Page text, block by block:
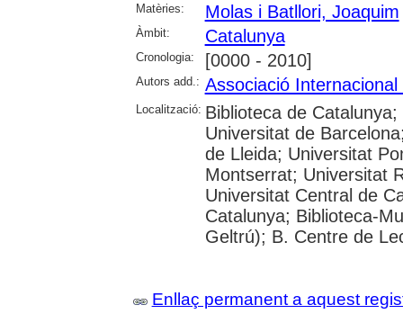
Matèries:
Molas i Batllori, Joaquim
Àmbit: Catalunya
Cronologia: [0000 - 2010]
Autors add.: Associació
Localització: Biblioteca de
Universitat de
de Lleida; Universitat
Montserrat; Universitat
Universitat Central de
Catalunya; Biblioteca-
Geltrú); B. Centre de
Enllaç permanent a aquest